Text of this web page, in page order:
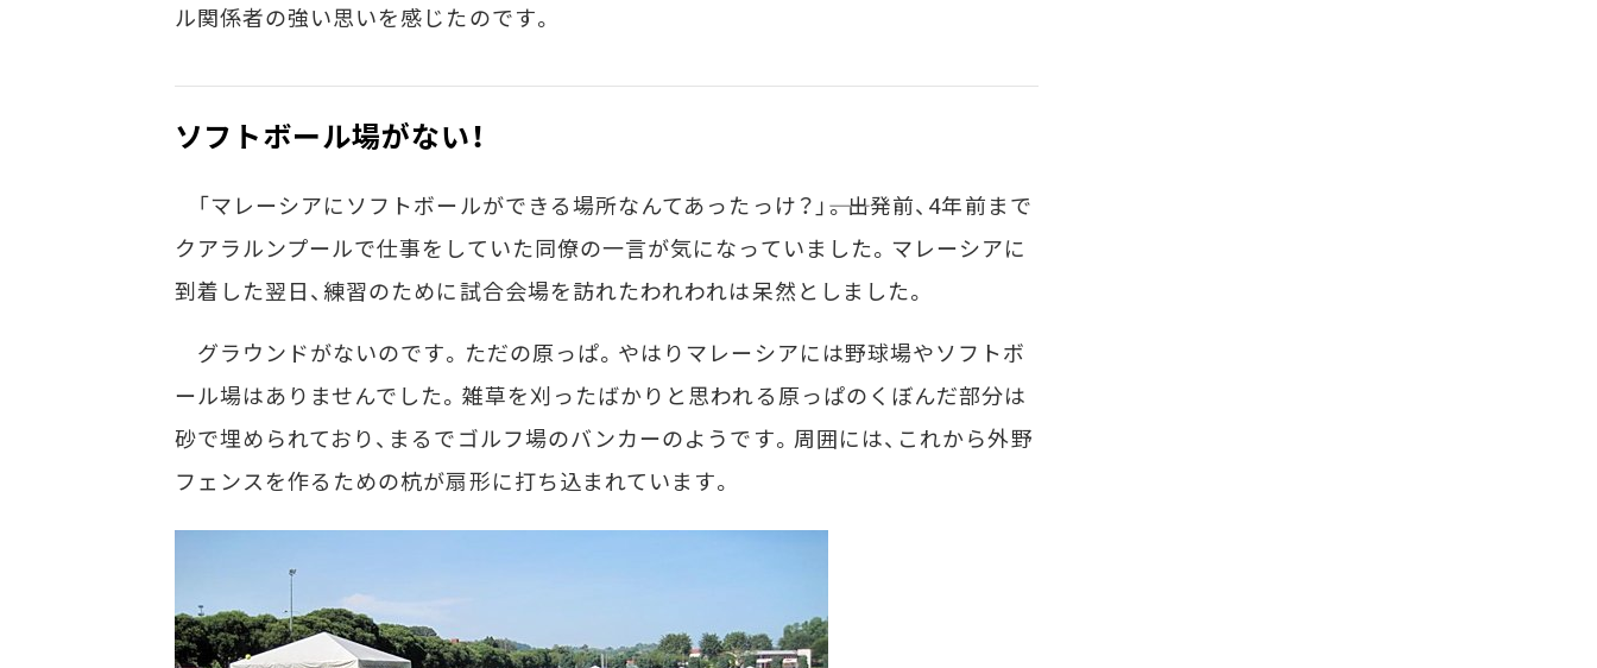
ル関係者の強い思いを感じたのです。
ソフトボール場がない！
「マレーシアにソフトボールができる場所なんてあったっけ？」――。出発前、4年前まで
クアラルンプールで仕事をしていた同僚の一言が気になっていました。マレーシアに
到着した翌日、練習のために試合会場を訪れたわれわれは呆然としました。
グラウンドがないのです。ただの原っぱ。やはりマレーシアには野球場やソフトボ
ール場はありませんでした。雑草を刈ったばかりと思われる原っぱのくぼんだ部分は
砂で埋められており、まるでゴルフ場のバンカーのようです。周囲には、これから外野
フェンスを作るための杭が扇形に打ち込まれています。